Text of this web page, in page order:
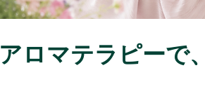
アロマテラピーで